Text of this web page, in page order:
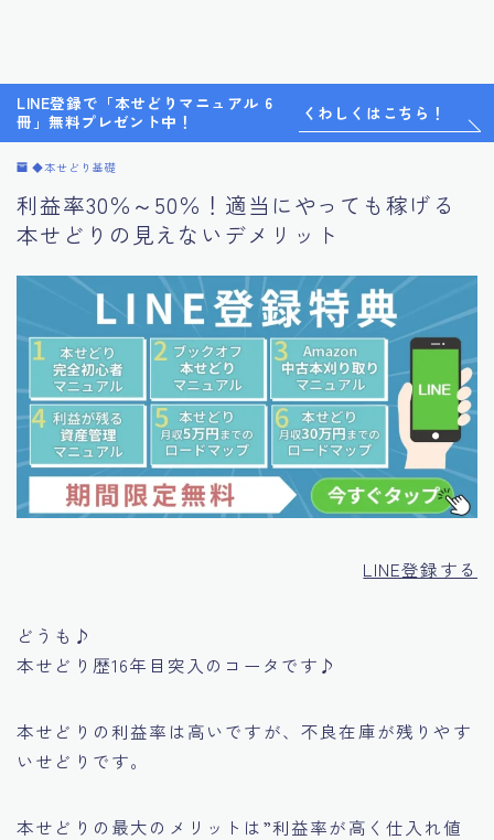
LINE登録で「本せどりマニュアル 6
冊」無料プレゼント中！
くわしくはこちら！
◆本せどり基礎
利益率30％～50％！適当にやっても稼げる
本せどりの見えないデメリット
LINE登録する
どうも♪
本せどり歴16年目突入のコータです♪
本せどりの利益率は高いですが、不良在庫が残りやす
いせどりです。
本せどりの最大のメリットは”利益率が高く仕入れ値